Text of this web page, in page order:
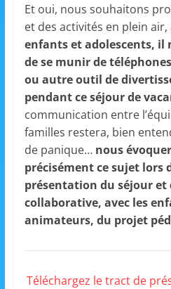
a
v
e
c
e
C
L
é
A
!
Et oui, nous souhaitons
et des activités en plein air,
enfants et adolescents, il
de se munir de
ou autre outil de
pendant ce séjour de
communication entre
familles restera, bien
de panique… nous
précisément ce sujet lors
présentation du séjour
collaborative, avec les
animateurs, du projet
Téléchargez le tract de